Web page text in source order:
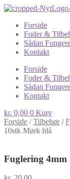
Forside
Foder &
Sådan
Kontakt
Forside
Foder &
Sådan
Kontakt
kr. 0,00 0 Kurv
Forside /Tilbehør/
10stk Mørk blå
Fuglering